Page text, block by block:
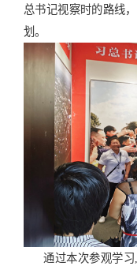
总书记视察时的路线
划。
通过本次参观学